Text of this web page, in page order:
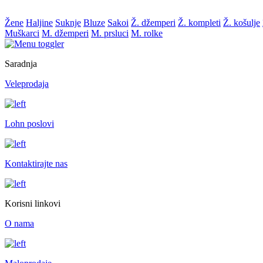
Žene Haljine Suknje Bluze Sakoi Ž. džemperi Ž. kompleti Ž. košulje
Muškarci M. džemperi M. prsluci M. rolke
Saradnja
Veleprodaja
Lohn poslovi
Kontaktirajte nas
Korisni linkovi
O nama